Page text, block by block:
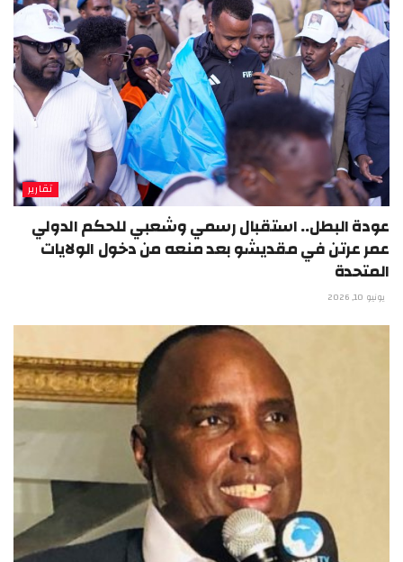
تقارير
عودة البطل.. استقبال رسمي وشعبي للحكم الدولي
عمر عرتن في مقديشو بعد منعه من دخول الولايات
المتحدة
يونيو 10, 2026